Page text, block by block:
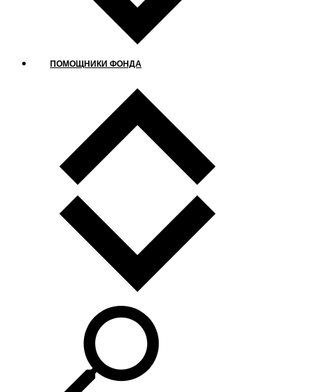
ПОМОЩНИКИ ФОНДА